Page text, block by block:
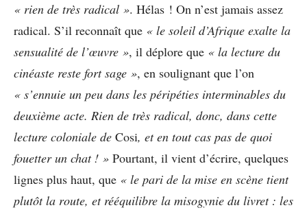
« rien de très radical ». Hélas ! On n’est jamais assez
radical. S’il reconnaît que « le soleil d’Afrique exalte la
sensualité de l’œuvre », il déplore que « la lecture du
cinéaste reste fort sage », en soulignant que l’on
« s’ennuie un peu dans les péripéties interminables du
deuxième acte. Rien de très radical, donc, dans cette
lecture coloniale de Cosi, et en tout cas pas de quoi
fouetter un chat ! » Pourtant, il vient d’écrire, quelques
lignes plus haut, que « le pari de la mise en scène tient
plutôt la route, et rééquilibre la misogynie du livret : les